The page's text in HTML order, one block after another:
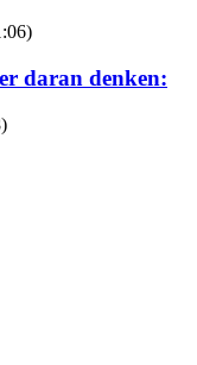
daran denken: